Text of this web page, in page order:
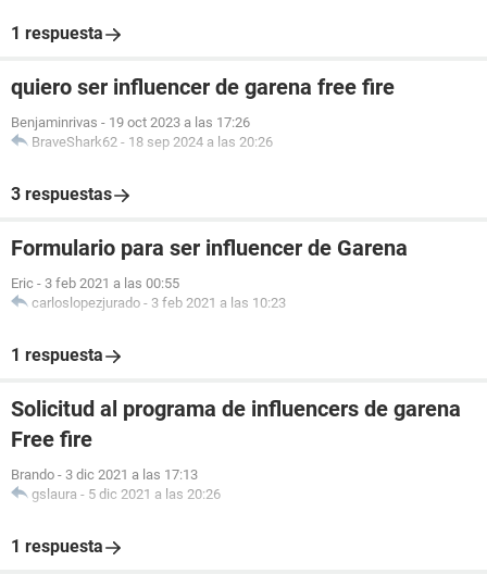
1 respuesta
quiero ser influencer de garena free fire
Benjaminrivas - 19 oct 2023 a las 17:26
BraveShark62 - 18 sep 2024 a las 20:26
3 respuestas
Formulario para ser influencer de Garena
Eric - 3 feb 2021 a las 00:55
carloslopezjurado - 3 feb 2021 a las 10:23
1 respuesta
Solicitud al programa de influencers de garena
Free fire
Brando - 3 dic 2021 a las 17:13
gslaura - 5 dic 2021 a las 20:26
1 respuesta